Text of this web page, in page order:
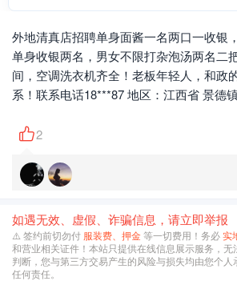
外地清真店招聘单身面酱一名两口一收银
单身收银两名，男女不限打杂泡汤两名二
间，空调洗衣机齐全！老板年轻人，和政
系！联系电话18***87 地区：江西省 景德
2
如遇无效、虚假、诈骗信息，请立即举报
⚠️ 签约前切勿付 服装费、押金等一切费用！务必实
和营业相关证件！本站只提供在线信息展示服务，无
判断，您与第三方交易产生的风险与损失均由您个人
任何责任。